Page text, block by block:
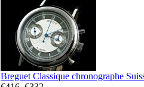
Breguet Classique chronographe